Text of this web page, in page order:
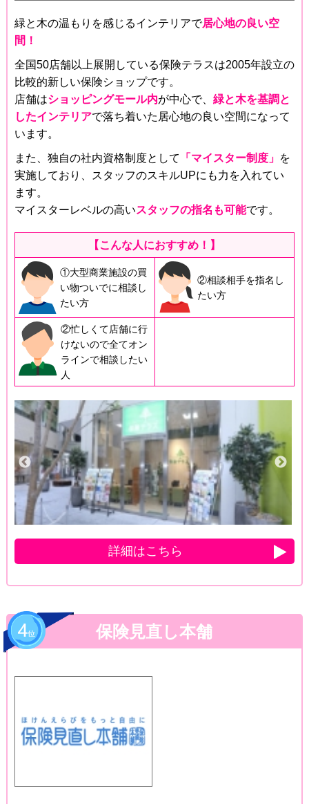
緑と木の温もりを感じるインテリアで居心地の良い空
間！
全国50店舗以上展開している保険テラスは2005年設立の
比較的新しい保険ショップです。
店舗はショッピングモール内が中心で、 緑と木を基調と
したインテリアで落ち着いた居心地の良い空間になって
います。
また、独自の社内資格制度として 「マイスター制度」 を
実施しており、スタッフのスキルUPにも力を入れてい
ます。
マイスターレベルの高いスタッフの指名も可能です。
【こんな人におすすめ！】
①大型商業施設の買
い物ついでに相談し
たい方
②相談相手を指名し
たい方
②忙しくて店舗に行
けないので全てオン
ラインで相談したい
人
詳細はこちら
保険見直し本舗